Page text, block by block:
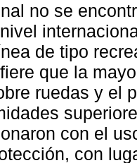
no se
de tipo
que la
ruedas y el
con el
con